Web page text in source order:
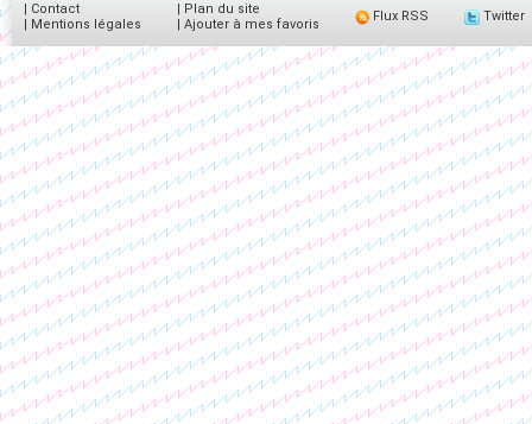
| Contact
| Mentions légales
| Plan du site
| Ajouter à mes favoris
Flux RSS Twitter